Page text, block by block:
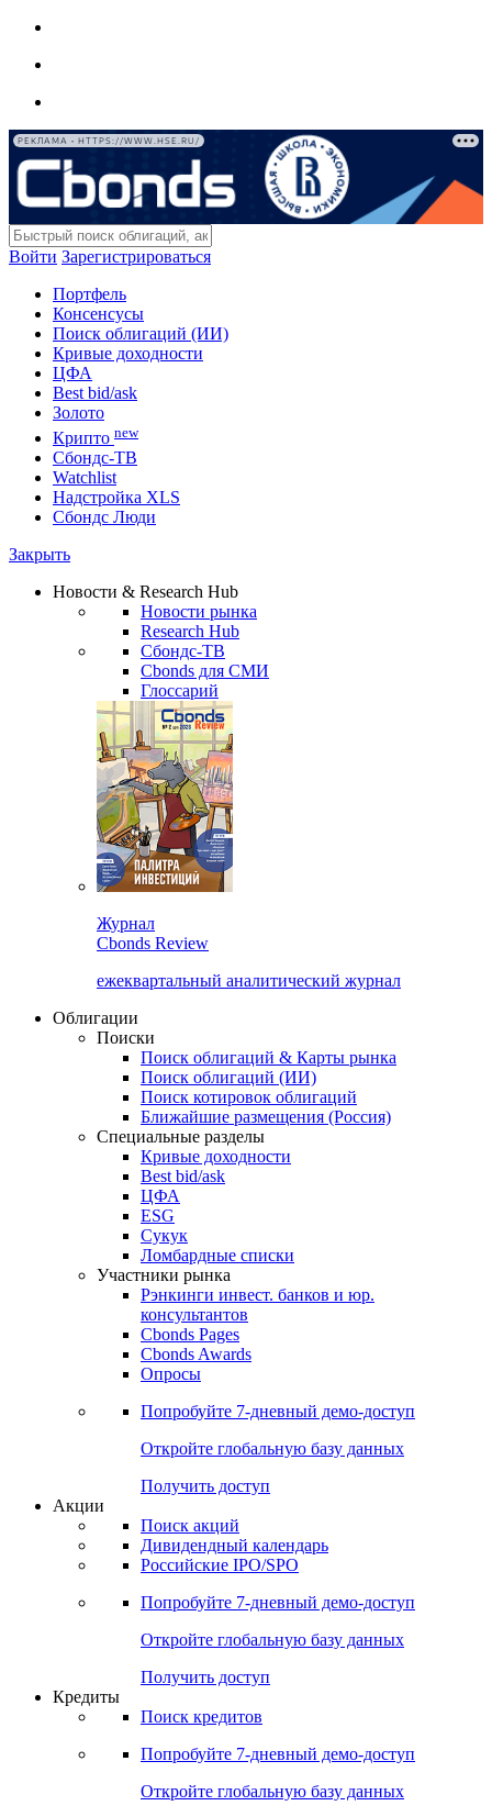
РЕКЛАМА • HTTPS://WWW.HSE.RU/
Войти Зарегистрироваться
Портфель
Консенсусы
Поиск облигаций (ИИ)
Кривые доходности
ЦФА
Best bid/ask
Золото
Крипто new
Сбондс-ТВ
Watchlist
Надстройка XLS
Сбондс Люди
Закрыть
Новости & Research Hub
Новости рынка
Research Hub
Сбондс-ТВ
Cbonds для СМИ
Глоссарий
Журнал
Cbonds Review
ежеквартальный аналитический журнал
Облигации
Поиски
Поиск облигаций & Карты рынка
Поиск облигаций (ИИ)
Поиск котировок облигаций
Ближайшие размещения (Россия)
Специальные разделы
Кривые доходности
Best bid/ask
ЦФА
ESG
Сукук
Ломбардные списки
Участники рынка
Рэнкинги инвест. банков и юр.
консультантов
Cbonds Pages
Cbonds Awards
Опросы
Попробуйте 7-дневный демо-доступ
Откройте глобальную базу данных
Получить доступ
Акции
Поиск акций
Дивидендный календарь
Российские IPO/SPO
Попробуйте 7-дневный демо-доступ
Откройте глобальную базу данных
Получить доступ
Кредиты
Поиск кредитов
Попробуйте 7-дневный демо-доступ
Откройте глобальную базу данных